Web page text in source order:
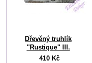
Dřevěný truhlík
"Rustique" III.
410 Kč